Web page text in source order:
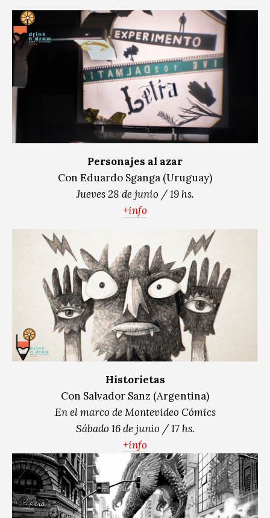
Personajes al azar
Con Eduardo Sganga (Uruguay)
Jueves 28 de junio / 19 hs.
+info
Historietas
Con Salvador Sanz (Argentina)
En el marco de Montevideo Cómics
Sábado 16 de junio / 17 hs.
+info